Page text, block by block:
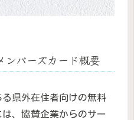
ンバーズカード概要
県外在住者向けの無料
、協賛企業からのサー